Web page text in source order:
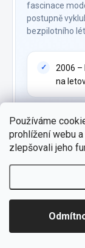
Používáme
prohlížení webu
zlepšovali jeho
fascinace
postupně
bezpilotního
2006 –
na
2013 –
první